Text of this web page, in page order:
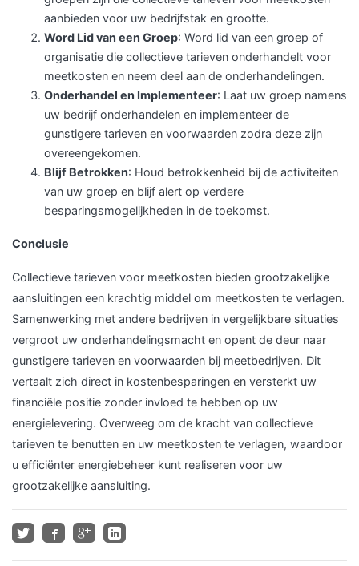
aanbieden voor uw bedrijfstak en grootte.
Word Lid van een Groep: Word lid van een groep of
organisatie die collectieve tarieven onderhandelt voor
meetkosten en neem deel aan de onderhandelingen.
Onderhandel en Implementeer: Laat uw groep namens
uw bedrijf onderhandelen en implementeer de
gunstigere tarieven en voorwaarden zodra deze zijn
overeengekomen.
Blijf Betrokken: Houd betrokkenheid bij de activiteiten
van uw groep en blijf alert op verdere
besparingsmogelijkheden in de toekomst.
Conclusie
Collectieve tarieven voor meetkosten bieden grootzakelijke
aansluitingen een krachtig middel om meetkosten te verlagen.
Samenwerking met andere bedrijven in vergelijkbare situaties
vergroot uw onderhandelingsmacht en opent de deur naar
gunstigere tarieven en voorwaarden bij meetbedrijven. Dit
vertaalt zich direct in kostenbesparingen en versterkt uw
financiële positie zonder invloed te hebben op uw
energielevering. Overweeg om de kracht van collectieve
tarieven te benutten en uw meetkosten te verlagen, waardoor
u efficiënter energiebeheer kunt realiseren voor uw
grootzakelijke aansluiting.